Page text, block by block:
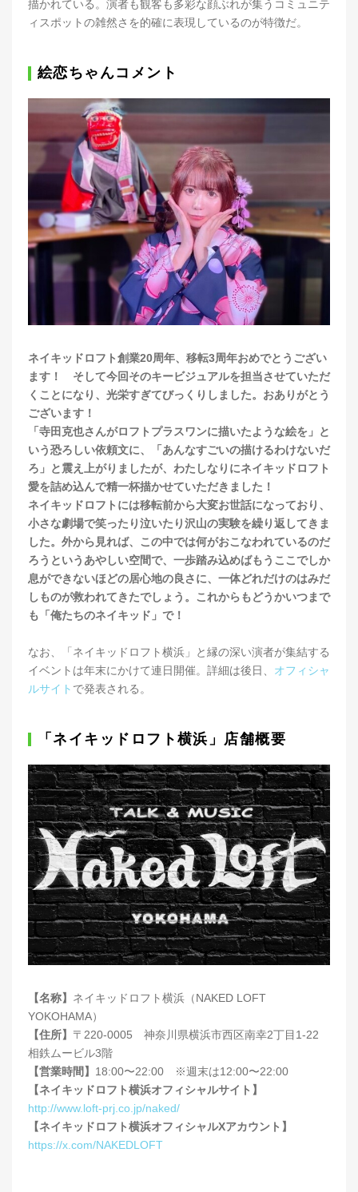
描かれている。演者も観客も多彩な顔ぶれが集うコミュニテ
ィスポットの雑然さを的確に表現しているのが特徴だ。
絵恋ちゃんコメント
ネイキッドロフト創業20周年、移転3周年おめでとうござい
ます！ そして今回そのキービジュアルを担当させていただ
くことになり、光栄すぎてびっくりしました。おありがとう
ございます！
「寺田克也さんがロフトプラスワンに描いたような絵を」と
いう恐ろしい依頼文に、「あんなすごいの描けるわけないだ
ろ」と震え上がりましたが、わたしなりにネイキッドロフト
愛を詰め込んで精一杯描かせていただきました！
ネイキッドロフトには移転前から大変お世話になっており、
小さな劇場で笑ったり泣いたり沢山の実験を繰り返してきま
した。外から見れば、この中では何がおこなわれているのだ
ろうというあやしい空間で、一歩踏み込めばもうここでしか
息ができないほどの居心地の良さに、一体どれだけのはみだ
しものが救われてきたでしょう。これからもどうかいつまで
も「俺たちのネイキッド」で！
なお、「ネイキッドロフト横浜」と縁の深い演者が集結する
イベントは年末にかけて連日開催。詳細は後日、 オフィシャ
ルサイト で発表される。
「ネイキッドロフト横浜」店舗概要
【名称】 ネイキッドロフト横浜（NAKED LOFT
YOKOHAMA）
【住所】 〒220-0005 神奈川県横浜市西区南幸2丁目1-22
相鉄ムービル3階
【営業時間】 18:00〜22:00 ※週末は12:00〜22:00
【ネイキッドロフト横浜オフィシャルサイト】
http://www.loft-prj.co.jp/naked/
【ネイキッドロフト横浜オフィシャルXアカウント】
https://x.com/NAKEDLOFT